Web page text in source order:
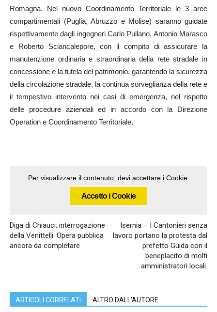
Romagna. Nel nuovo Coordinamento Territoriale le 3 aree
compartimentali (Puglia, Abruzzo e Molise) saranno guidate
rispettivamente dagli ingegneri Carlo Pullano, Antonio Marasco
e Roberto Sciancalepore, con il compito di assicurare la
manutenzione ordinaria e straordinaria della rete stradale in
concessione e la tutela del patrimonio, garantendo la sicurezza
della circolazione stradale, la continua sorveglianza della rete e
il tempestivo intervento nei casi di emergenza, nel rispetto
delle procedure aziendali ed in accordo con la Direzione
Operation e Coordinamento Territoriale.
Per visualizzare il contenuto, devi accettare i Cookie.
Accetto i Cookie
Diga di Chiauci, interrogazione
della Venittelli. Opera pubblica
ancora da completare
Isernia – I Cantonieri senza
lavoro portano la protesta dal
prefetto Guida con il
beneplacito di molti
amministratori locali.
ARTICOLI CORRELATI ALTRO DALL'AUTORE